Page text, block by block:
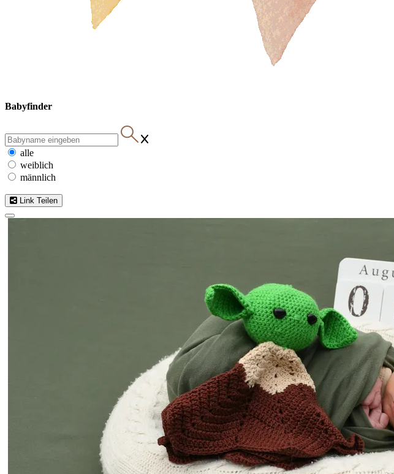
Babyfinder
alle
weiblich
männlich
Link Teilen